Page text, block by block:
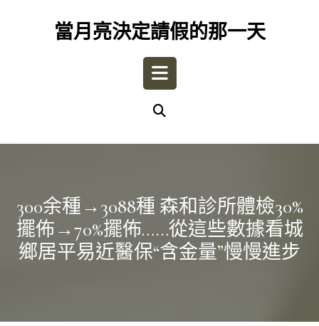
當月亮決定請假的那一天
Open
300余種→3088種 森和診所體檢30%
擺佈→70%擺佈……從這些數據看城
鄉居平易近醫保“含金量”慢慢進步